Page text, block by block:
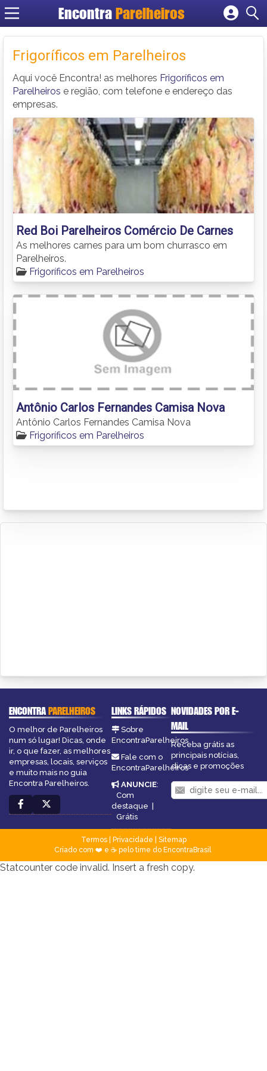
Encontra Parelheiros
Cadastrar empresa
Criar conta
Frigoríficos em Parelheiros
Aqui você Encontra! as melhores Frigoríficos em
Parelheiros e região, com telefone e endereço das
empresas.
Red Boi Parelheiros Comércio De Carnes
As melhores carnes para um bom churrasco em
Parelheiros.
Frigoríficos em Parelheiros
Antônio Carlos Fernandes Camisa Nova
Antônio Carlos Fernandes Camisa Nova
Frigoríficos em Parelheiros
ENCONTRAPARELHEIROS
O melhor de Parelheiros
num só lugar! Dicas, onde
ir, o que fazer, as melhores
empresas, locais, serviços
e muito mais no guia
Encontra Parelheiros.
LINKS RÁPIDOS
Sobre
EncontraParelheiros
Fale com o
EncontraParelheiros
ANUNCIE:
Com
destaque |
Grátis
NOVIDADES POR E-
MAIL
Receba grátis as
principais notícias,
dicas e promoções
Termos| Privacidade
Sitemap
Criado com ❤️ e ☕ pelo time do EncontraBrasil
Statcounter code invalid. Insert a fresh copy.